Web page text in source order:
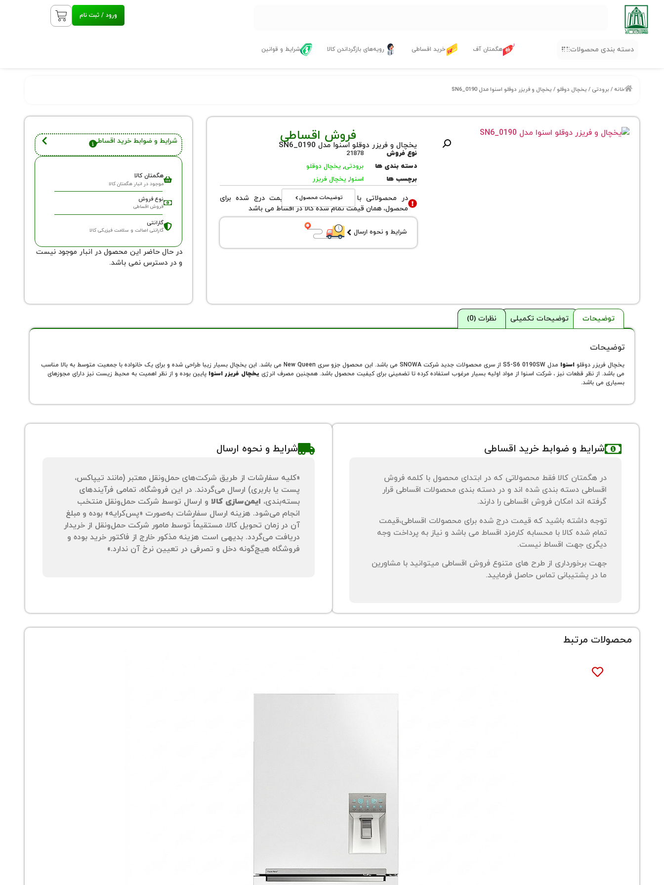
ورود / ثبت نام
دسته بندی محصولات هگمتان آف خرید اقساطی رویه‌های بازگرداندن کالا شرایط و قوانین
خانه / برودتی / یخچال دوقلو / یخچال و فریزر دوقلو اسنوا مدل SN6_0190
فروش اقساطی
یخچال و فریزر دوقلو اسنوا مدل SN6_0190
نوع فروش
21878
دسته بندی ها
برودتی, یخچال دوقلو
برچسب ها
اسنوا, یخچال فریزر
توضیحات محصول
در محصولاتی با نوع فروش اقساطی قیمت درج شده برای
محصول، همان قیمت تمام شده کالا در اقساط می باشد
شرایط و نحوه ارسال
شرایط و ضوابط خرید اقساطی
هگمتان کالا
موجود در انبار هگمتان کالا
نوع فروش
فروش اقساطی
گارانتی
گارانتی اصالت و سلامت فیزیکی کالا
در حال حاضر این محصول در انبار موجود نیست
و در دسترس نمی باشد.
توضیحات توضیحات تکمیلی نظرات (0)
توضیحات
یخچال فریزر دوقلو اسنوا
مدل S5-S6 0190SW از سری محصولات جدید شرکت SNOWA می باشد. این محصول جزو سری New Queen می باشد. این یخچال بسیار زیبا طراحی شده و برای یک خانواده با جمعیت متوسط به بالا مناسب
می باشد. از نظر قطعات نیز ، شرکت اسنوا از مواد اولیه بسیار مرغوب استفاده کرده تا تضمینی برای کیفیت محصول باشد. همچنین مصرف انرژی یخچال فریزر اسنوا پایین بوده و از نظر اهمیت به محیط زیست نیز دارای مجوزهای
بسیاری می باشد.
شرایط و ضوابط خرید اقساطی
در هگمتان کالا فقط محصولاتی که در ابتدای محصول با کلمه فروش
اقساطی دسته بندی شده اند و در دسته بندی محصولات اقساطی قرار
گرفته اند امکان فروش اقساطی را دارند.
توجه داشته باشید که قیمت درج شده برای محصولات اقساطی،قیمت
تمام شده کالا با محسابه کارمزد اقساط می باشد و نیاز به پرداخت وجه
دیگری جهت اقساط نیست.
جهت برخورداری از طرح های متنوع فروش اقساطی میتوانید با مشاورین
ما در پشتیبانی تماس حاصل فرمایید.
شرایط و نحوه ارسال
«کلیه سفارشات از طریق شرکت‌های حمل‌ونقل معتبر (مانند تیپاکس،
پست یا باربری) ارسال می‌گردند. در این فروشگاه، تمامی فرآیندهای
بسته‌بندی، ایمن‌سازی کالا و ارسال توسط شرکت حمل‌ونقل منتخب
انجام می‌شود. هزینه ارسال سفارشات به‌صورت «پس‌کرایه» بوده و مبلغ
آن در زمان تحویل کالا، مستقیماً توسط مامور شرکت حمل‌ونقل از خریدار
دریافت می‌گردد. بدیهی است هزینه مذکور خارج از فاکتور خرید بوده و
فروشگاه هیچ‌گونه دخل و تصرفی در تعیین نرخ آن ندارد.»
محصولات مرتبط